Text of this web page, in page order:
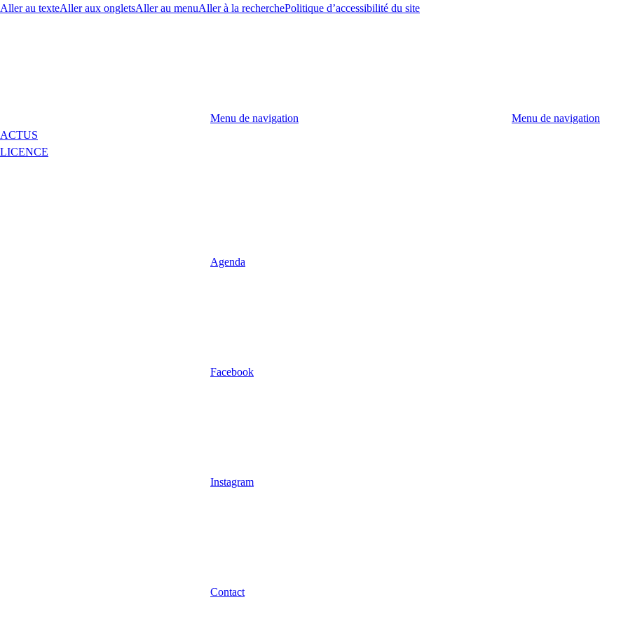
Aller au texteAller aux ongletsAller au menuAller à la recherchePolitique d’accessibilité du site
Menu de navigation
Menu de navigation
ACTUS
LICENCE
Agenda
Facebook
Instagram
Contact